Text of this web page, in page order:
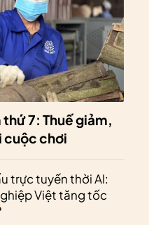
thứ 7: Thuế giảm,
cuộc chơi
trực tuyến thời AI:
Việt tăng tốc